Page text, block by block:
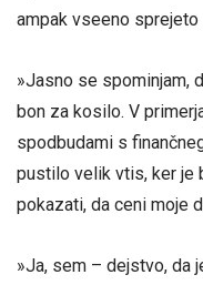
ampak vseeno
»Jasno se spominjam,
bon za kosilo. V
spodbudami s
pustilo velik vtis, ker je
pokazati, da ceni moje
»Ja, sem – dejstvo, da